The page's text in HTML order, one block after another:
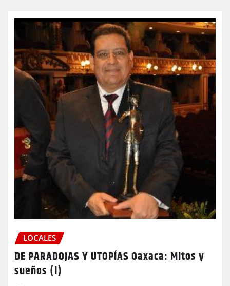
LOCALES
DE PARADOJAS Y UTOPÍAS Oaxaca: Mitos y
sueños (I)